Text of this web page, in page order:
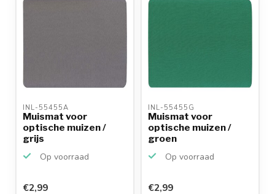
INL-55455A
Muismat voor
optische muizen /
grijs
Op voorraad
€2,99
INL-55455G
Muismat voor
optische muizen /
groen
Op voorraad
€2,99